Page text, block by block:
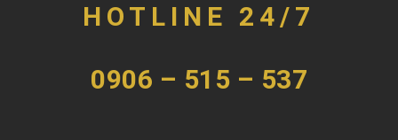
HOTLINE 24/7
0906 – 515 – 537